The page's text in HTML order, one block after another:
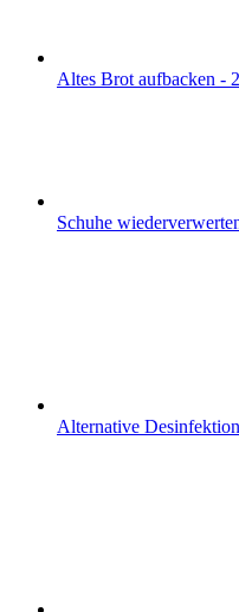
Altes Brot aufbacken -
Schuhe
Alternative